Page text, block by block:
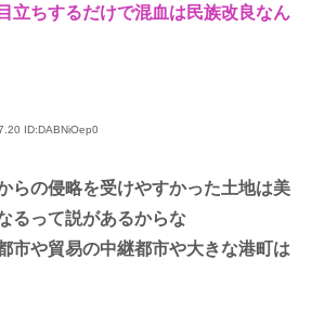
立ちするだけで混血は民族改良なん
ID:DABNiOep0
らの侵略を受けやすかった土地は美
るって説があるからな
市や貿易の中継都市や大きな港町は